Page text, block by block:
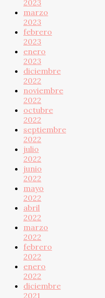
2023
marzo
2023
febrero
2023
enero
2023
diciembre
2022
noviembre
2022
octubre
2022
septiembre
2022
julio
2022
junio
2022
mayo
2022
abril
2022
marzo
2022
febrero
2022
enero
2022
diciembre
2021